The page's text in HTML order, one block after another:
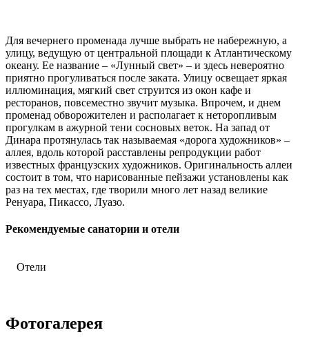
Для вечернего променада лучше выбрать не набережную, а
улицу, ведущую от центральной площади к Атлантическому
океану. Ее название – «Лунный свет» – и здесь невероятно
приятно прогуливаться после заката. Улицу освещает яркая
иллюминация, мягкий свет струится из окон кафе и
ресторанов, повсеместно звучит музыка. Впрочем, и днем
променад обворожителен и располагает к неторопливым
прогулкам в ажурной тени сосновых веток. На запад от
Динара протянулась так называемая «дорога художников» –
аллея, вдоль которой расставлены репродукции работ
известных французских художников. Оригинальность аллеи
состоит в том, что нарисованные пейзажи установлены как
раз на тех местах, где творили много лет назад великие
Ренуара, Пикассо, Луазо.
Рекомендуемые санатории и отели
Отели
Фотогалерея